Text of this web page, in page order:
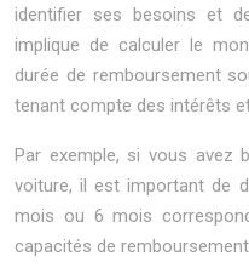
identifier ses besoins et
implique de calculer le
durée de remboursement
tenant compte des intérêts
Par exemple, si vous avez
voiture, il est important de
mois ou 6 mois
capacités de